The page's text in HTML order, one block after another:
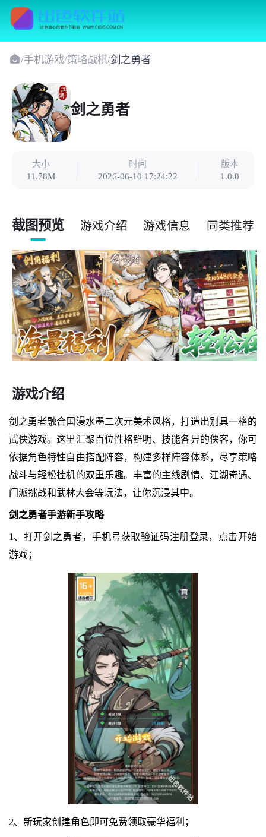
/手机游戏/策略战棋/剑之勇者
剑之勇者
大小
11.78M
时间
2026-06-10 17:24:22
版本
1.0.0
截图预览 游戏介绍 游戏信息 同类推荐
游戏介绍
剑之勇者融合国漫水墨二次元美术风格，打造出别具一格的
武侠游戏。这里汇聚百位性格鲜明、技能各异的侠客，你可
依据角色特性自由搭配阵容，构建多样阵容体系，尽享策略
战斗与轻松挂机的双重乐趣。丰富的主线剧情、江湖奇遇、
门派挑战和武林大会等玩法，让你沉浸其中。
剑之勇者手游新手攻略
1、打开剑之勇者，手机号获取验证码注册登录，点击开始
游戏；
2、新玩家创建角色即可免费领取豪华福利；